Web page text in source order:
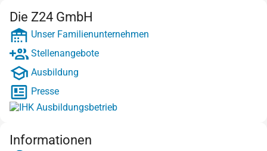
Die Z24 GmbH
Unser Familienunternehmen
Stellenangebote
Ausbildung
Presse
Informationen